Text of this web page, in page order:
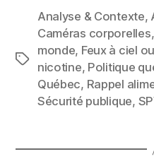
Étiquettes
Analyse & Contexte,
Caméras corporelles,
monde, Feux à ciel
nicotine, Politique
Québec, Rappel
Sécurité publique,